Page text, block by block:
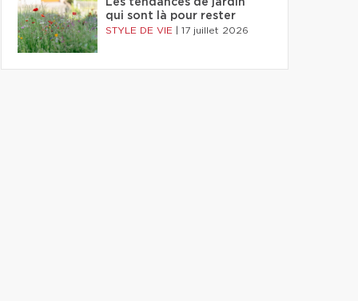
Les tendances de jardin
qui sont là pour rester
STYLE DE VIE 17 juillet 2026